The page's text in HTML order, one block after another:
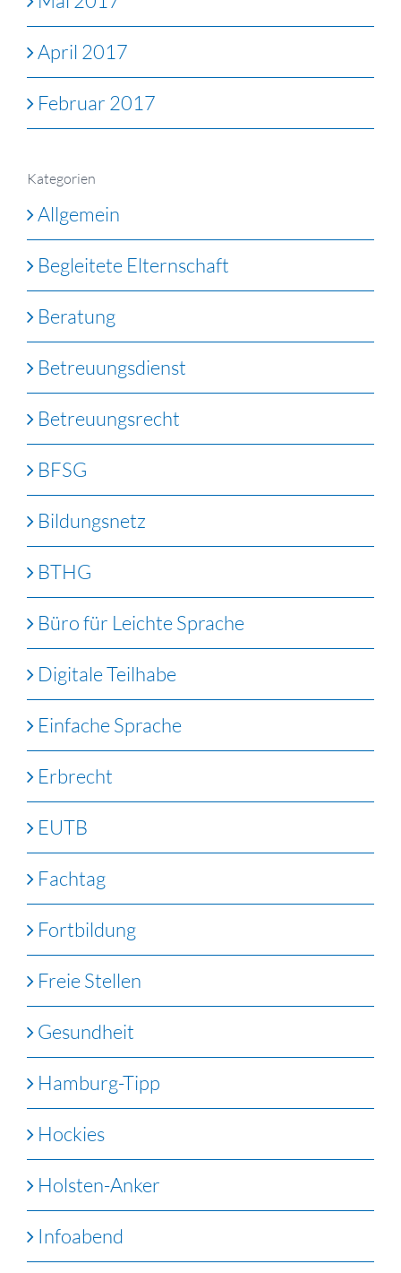
April 2017
Februar 2017
Kategorien
Allgemein
Begleitete Elternschaft
Beratung
Betreuungsdienst
Betreuungsrecht
BFSG
Bildungsnetz
BTHG
Büro für Leichte Sprache
Digitale Teilhabe
Einfache Sprache
Erbrecht
EUTB
Fachtag
Fortbildung
Freie Stellen
Gesundheit
Hamburg-Tipp
Hockies
Holsten-Anker
Infoabend